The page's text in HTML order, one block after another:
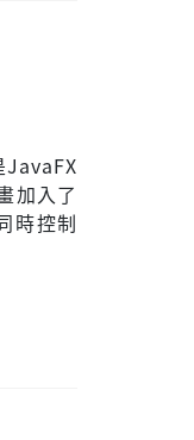
加入了
時控制